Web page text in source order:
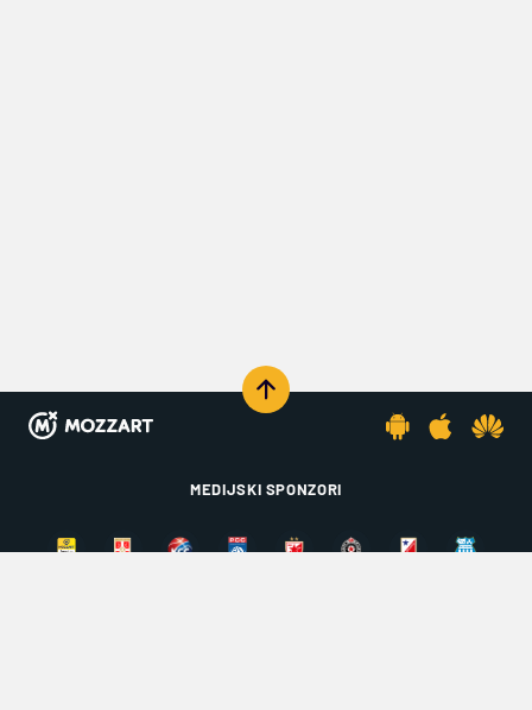
MEDIJSKI SPONZORI